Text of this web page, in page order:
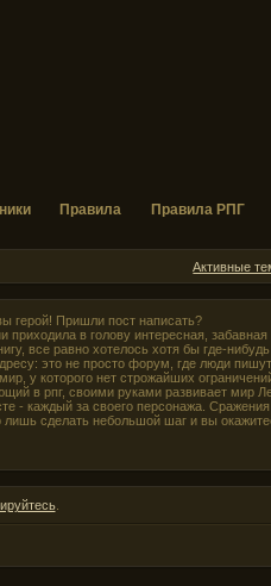
Правила Правила РПГ
Активные
герой! Пришли пост написать?
приходила в голову интересная,
все равно хотелось хотя бы где-
это не просто форум, где люди
у которого нет строжайших
в рпг, своими руками развивает мир
- каждый за своего персонажа.
лишь сделать небольшой шаг и вы
.